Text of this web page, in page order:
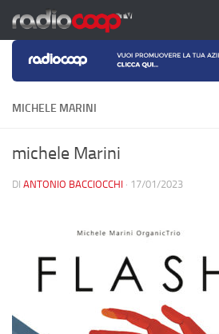
Salta al contenuto
MICHELE MARINI
michele Marini
DI ANTONIO BACCIOCCHI · 17/01/2023